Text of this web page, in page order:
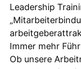
Leadership
Immer mehr
Ob unsere